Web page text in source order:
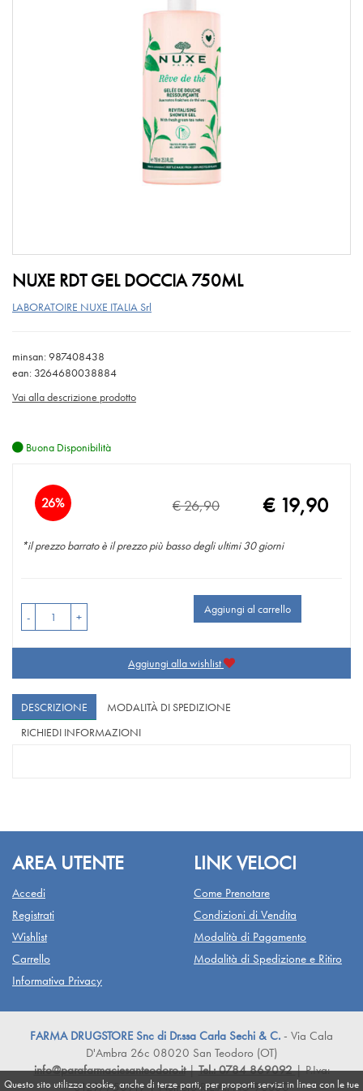
Questo sito utilizza cookie, anche di terze parti, per proporti servizi in linea con le tue
NUXE RDT GEL DOCCIA 750ML
LABORATOIRE NUXE ITALIA Srl
minsan: 987408438
ean: 3264680038884
Vai alla descrizione prodotto
Buona Disponibilità
Sconto
del
26% € 26,90
Prezzo
€ 19,90
*il prezzo barrato è il prezzo più basso degli ultimi 30 giorni
- +
Aggiungi al carrello
Aggiungi alla wishlist
DESCRIZIONE
MODALITÀ DI SPEDIZIONE
RICHIEDI INFORMAZIONI
AREA UTENTE
Accedi
Registrati
Wishlist
Carrello
Informativa Privacy
LINK VELOCI
Come Prenotare
Condizioni di Vendita
Modalità di Pagamento
Modalità di Spedizione e Ritiro
FARMA DRUGSTORE Snc di Dr.ssa Carla Sechi & C. - Via Cala
D'Ambra 26c 08020 San Teodoro (OT)
info@parafarmaciesanteodoro.it|Tel.: 0784 869092| P.Iva:
01297750919 | Numero R.E.A.: NU-90330